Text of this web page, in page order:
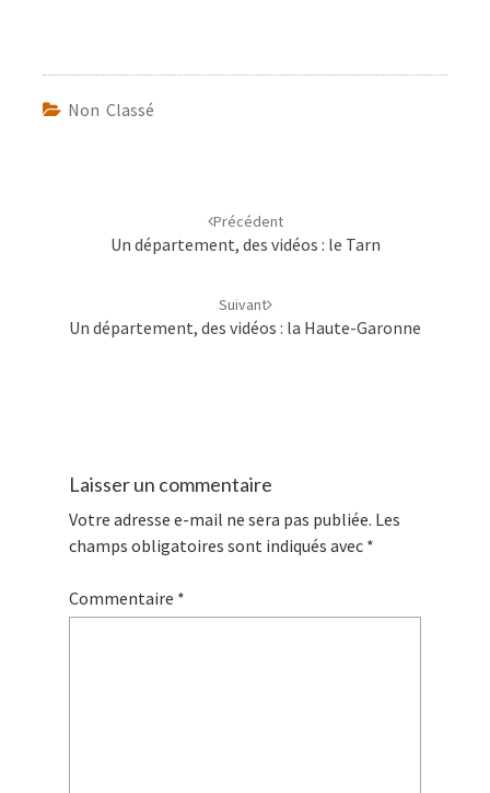
Non Classé
Précédent
Un département, des vidéos : le Tarn
Suivant
Un département, des vidéos : la Haute-Garonne
Laisser un commentaire
Votre adresse e-mail ne sera pas publiée. Les
champs obligatoires sont indiqués avec *
Commentaire *